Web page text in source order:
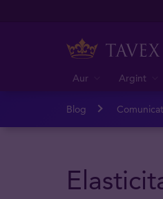
Aur Argint
Blog